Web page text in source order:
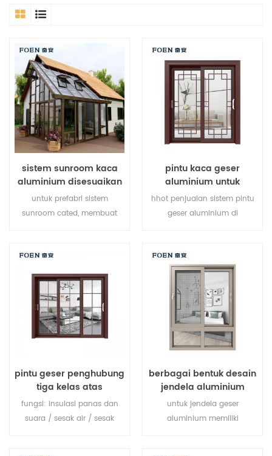
sistem sunroom kaca
aluminium disesuaikan
untuk prefabri sistem
sunroom cated, membuat
pintu kaca geser
aluminium untuk
apartemen
hhot penjualan sistem pintu
geser aluminium di
untuk pelanggan menengah
dan kelas atas
pintu geser penghubung
tiga kelas atas
fungsi: insulasi panas dan
suara / sesak air / sesak
berbagai bentuk desain
jendela aluminium
untuk jendela geser
aluminium memiliki